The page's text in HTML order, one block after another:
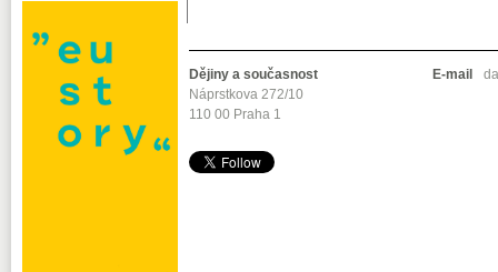
Dějiny a současnost
Náprstkova 272/10
110 00 Praha 1
E-mail